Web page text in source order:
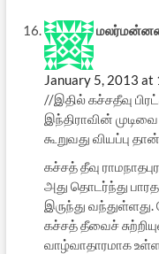
January 5, 2013 at
//இதில் கச்சதீவு
இந்திராவின்
கூறுவது வியப்பு
கச்சத் தீவு
அது தொடர்ந்து
இருந்து வந்துள்ளது.
கச்சத் தீவைச்
வாழ்வாதாரமாக